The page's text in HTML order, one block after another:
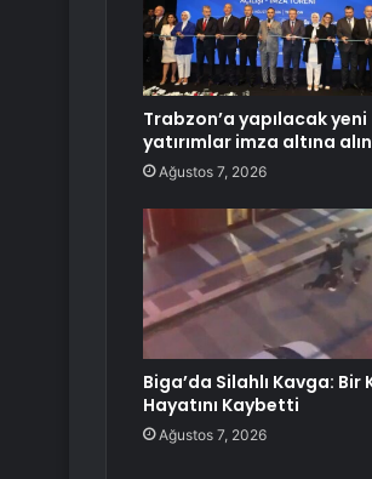
Trabzon’a yapılacak yeni
yatırımlar imza altına
Ağustos 7, 2026
Biga’da Silahlı Kavga: Bir
Hayatını Kaybetti
Ağustos 7, 2026